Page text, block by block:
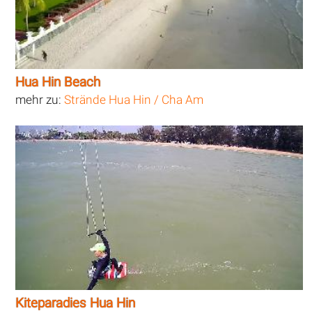
Hua Hin Beach
mehr zu:Strände Hua Hin / Cha Am
Kiteparadies Hua Hin